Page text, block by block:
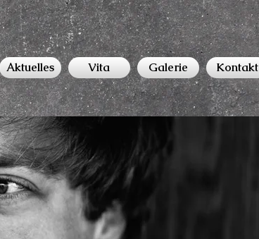
Aktuelles Vita Galerie Kontakt